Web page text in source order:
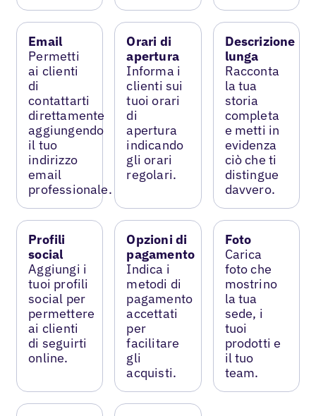
Email
Permetti
ai clienti
di
contattarti
direttamente
aggiungendo
il tuo
indirizzo
email
professionale.
Orari di
apertura
Informa i
clienti sui
tuoi orari
di
apertura
indicando
gli orari
regolari.
Descrizione
lunga
Racconta
la tua
storia
completa
e metti in
evidenza
ciò che ti
distingue
davvero.
Profili
social
Aggiungi i
tuoi profili
social per
permettere
ai clienti
di seguirti
online.
Opzioni di
pagamento
Indica i
metodi di
pagamento
accettati
per
facilitare
gli
acquisti.
Foto
Carica
foto che
mostrino
la tua
sede, i
tuoi
prodotti e
il tuo
team.